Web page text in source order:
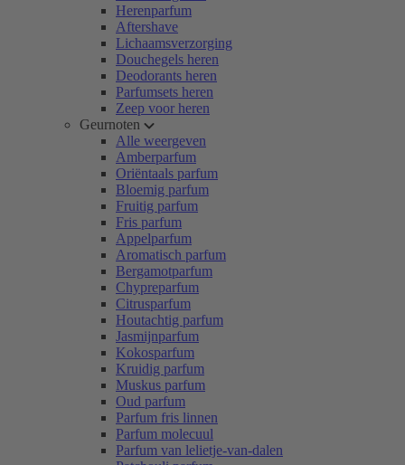
Herenparfum
Aftershave
Lichaamsverzorging
Douchegels heren
Deodorants heren
Parfumsets heren
Zeep voor heren
Geurnoten
Alle weergeven
Amberparfum
Oriëntaals parfum
Bloemig parfum
Fruitig parfum
Fris parfum
Appelparfum
Aromatisch parfum
Bergamotparfum
Chypreparfum
Citrusparfum
Houtachtig parfum
Jasmijnparfum
Kokosparfum
Kruidig parfum
Muskus parfum
Oud parfum
Parfum fris linnen
Parfum molecuul
Parfum van lelietje-van-dalen